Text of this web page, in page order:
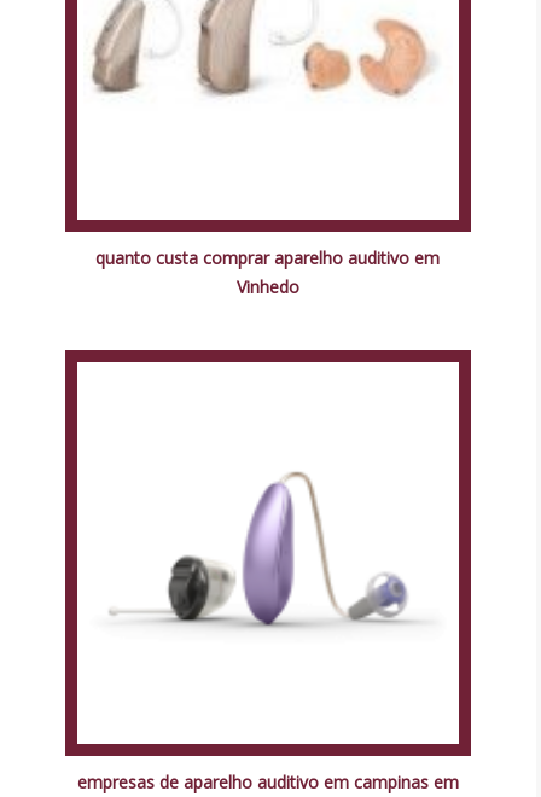
quanto custa comprar aparelho auditivo em
Vinhedo
empresas de aparelho auditivo em campinas em